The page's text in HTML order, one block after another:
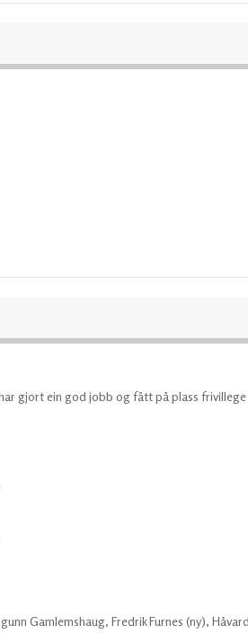
gjort ein god jobb og fått på plass
Gamlemshaug, Fredrik Furnes (ny),